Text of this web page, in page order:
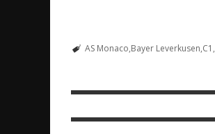
AS Monaco Bayer Leverkusen C1